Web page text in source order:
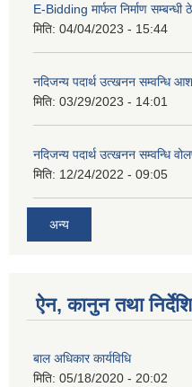
E-Bidding मार्फत निर्माण सम्बन्धी
मिति: 04/04/2023 - 15:44
नदिजन्य पदार्थ उत्खनन सम्वन्धि
मिति: 03/29/2023 - 14:01
नदिजन्य पदार्थ उत्खनन सम्वन्धि
मिति: 12/24/2022 - 09:05
अन्य
ऐन, कानुन तथा
बाल अधिकार कार्यविधि
मिति: 05/18/2020 - 20:02